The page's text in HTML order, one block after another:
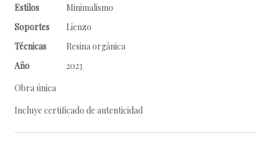
Estilos
Minimalismo
Soportes
Lienzo
Técnicas
Resina orgánica
Año
2023
Obra única
Incluye certificado de autenticidad